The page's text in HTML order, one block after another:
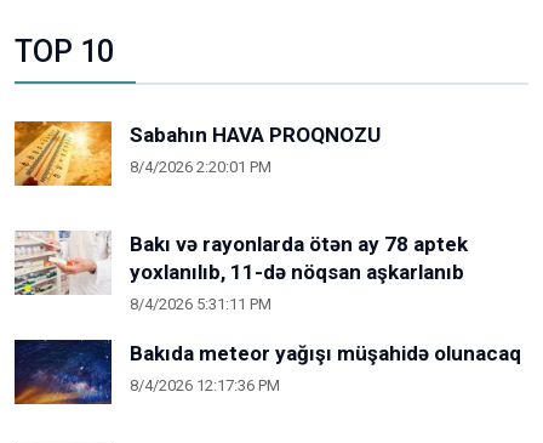
TOP 10
Sabahın HAVA PROQNOZU
8/4/2026 2:20:01 PM
Bakı və rayonlarda ötən ay 78 aptek
yoxlanılıb, 11-də nöqsan aşkarlanıb
8/4/2026 5:31:11 PM
Bakıda meteor yağışı müşahidə olunacaq
8/4/2026 12:17:36 PM